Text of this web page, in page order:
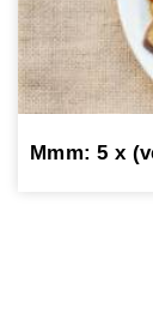
Mmm: 5 x